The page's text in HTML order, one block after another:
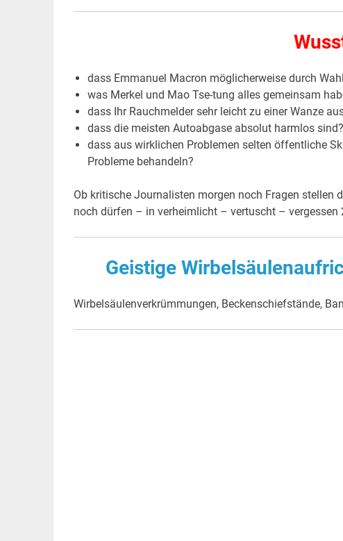
dass Emmanuel Macron möglicherweise durch
was Merkel und Mao Tse-tung alles gemeinsam
dass Ihr Rauchmelder sehr leicht zu einer Wanze
dass die meisten Autoabgase absolut harmlos sind?
dass aus wirklichen Problemen selten öffentliche
Probleme behandeln?
Ob kritische Journalisten morgen noch Fragen stellen
noch dürfen – in verheimlicht – vertuscht – vergessen
Geistige
Wirbelsäulenverkrümmungen, Beckenschiefstände,